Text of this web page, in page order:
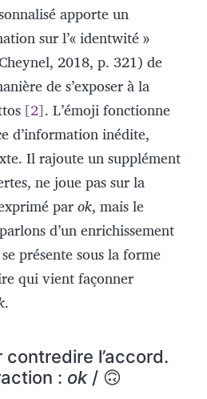
apporte un
sur l’« identwité »
2018, p. 321) de
de s’exposer à la
2 . L’émoji fonctionne
d’information inédite,
Il rajoute un supplément
ne joue pas sur la
parok, mais le
d’un enrichissement
présente sous la forme
qui vient façonner
.
contredire l’accord.
: ok/ 🙃